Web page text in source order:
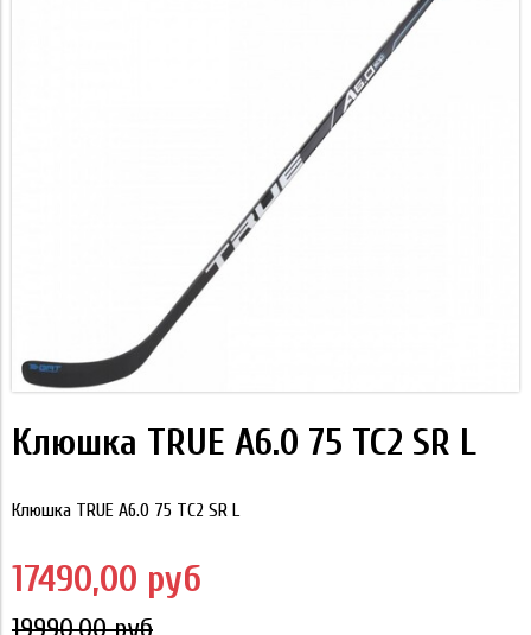
Клюшка TRUE A6.0 75 TC2 SR L
Клюшка TRUE A6.0 75 TC2 SR L
17490,00 руб
19990,00 руб